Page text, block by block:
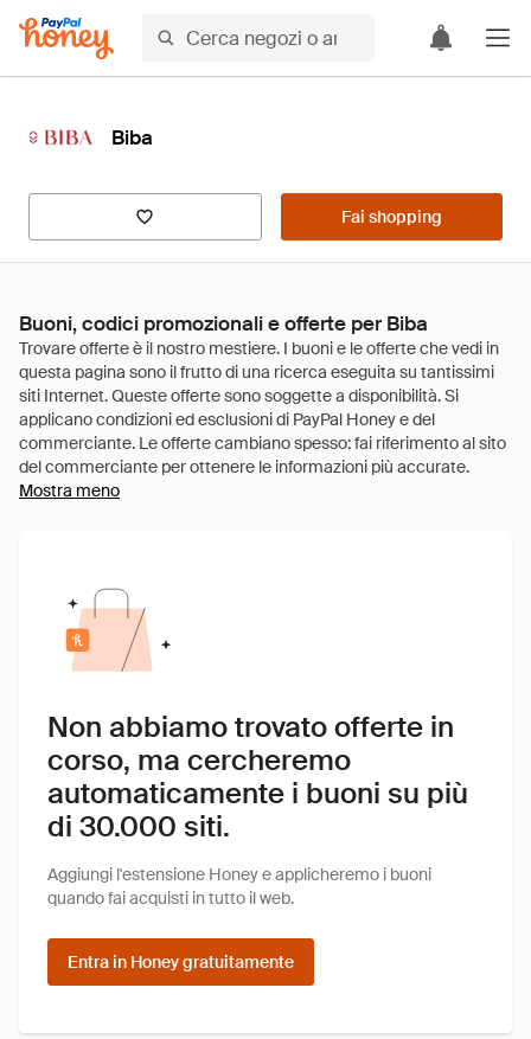
Biba
Fai shopping
Buoni, codici promozionali e offerte per Biba
Mostra meno
Non abbiamo trovato offerte in
corso, ma cercheremo
automaticamente i buoni su più
di 30.000 siti.
Aggiungi l'estensione Honey e applicheremo i buoni
quando fai acquisti in tutto il web.
Entra in Honey gratuitamente